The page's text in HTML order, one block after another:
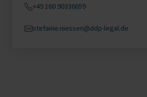
+49 160 90336659
stefanie.niessen@ddp-legal.de